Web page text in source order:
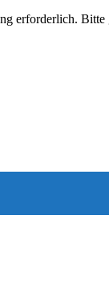
erforderlich.